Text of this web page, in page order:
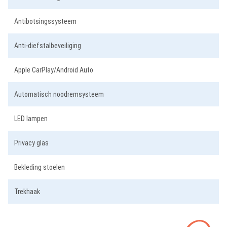
Antibotsingssysteem
Anti-diefstalbeveiliging
Apple CarPlay/Android Auto
Automatisch noodremsysteem
LED lampen
Privacy glas
Bekleding stoelen
Trekhaak